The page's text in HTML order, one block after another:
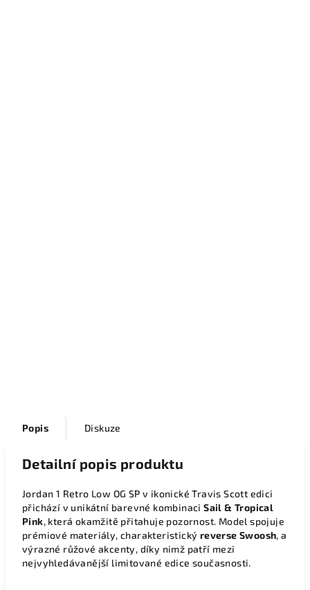
Popis Diskuze
Detailní popis produktu
Jordan 1 Retro Low OG SP v ikonické Travis Scott edici
přichází v unikátní barevné kombinaciSail & Tropical
Pink, která okamžitě přitahuje pozornost. Model spojuje
prémiové materiály, charakteristický reverse Swoosh, a
výrazné růžové akcenty, díky nimž patří mezi
nejvyhledávanější limitované edice současnosti.